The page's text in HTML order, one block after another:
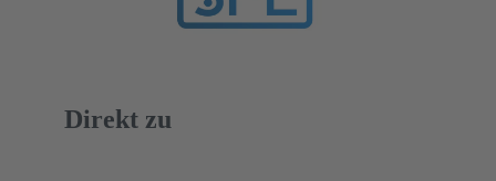
Direkt zu